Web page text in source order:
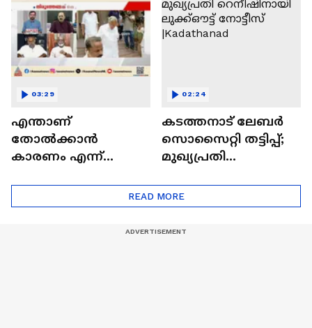
സെബാസ്റ്റ്യൻ പോൾ
എന്താണ്
തോല്‍ക്കാന്‍
കാരണം എന്ന്
ലളിതമായി പറയാന്‍
കഴിഞ്ഞിട്ടില്ല: കെജി
03:29
കടത്തനാട് ലേബർ
സൊസൈറ്റി തട്ടിപ്പ്;
മുഖ്യപ്രതി
ലുക്ക്ഔട്ട് നോട്ടീസ്
|Kadathanad
02:24
READ MORE